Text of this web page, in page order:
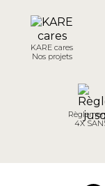
KARE cares
Nos projets
4X